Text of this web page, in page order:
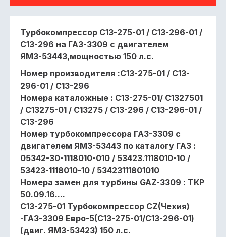
Турбокомпрессор C13-275-01 / C13-296-01 /
C13-296 на ГАЗ-3309 с двигателем
ЯМЗ-53443,мощностью 150 л.с.
Номер производителя :С13-275-01 / С13-
296-01 / С13-296
Номера каталожные : C13-275-01/ С1327501
/ С13275-01 / С13275 / С13-296 / С13-296-01 /
C13-296
Номер турбокомпрессора ГАЗ-3309 с
двигателем ЯМЗ-53443 по каталогу ГАЗ :
05342-30-1118010-010 / 53423.1118010-10 /
53423-1118010-10 / 53423111801010
Номера замен для турбины GAZ-3309 : ТКР
50.09.16....
С13-275-01 Турбокомпрессор CZ(Чехия)
-ГАЗ-3309 Евро-5(C13-275-01/C13-296-01)
(двиг. ЯМЗ-53423) 150 л.с.